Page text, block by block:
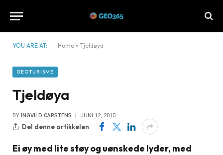
YOU ARE AT: Home » Tjeldøya
GEOTURISME
Tjeldøya
BY INGVILD CARSTENS JUNI 12, 2015
Del denne artikkelen
Ei øy med lite støy og uønskede lyder, med